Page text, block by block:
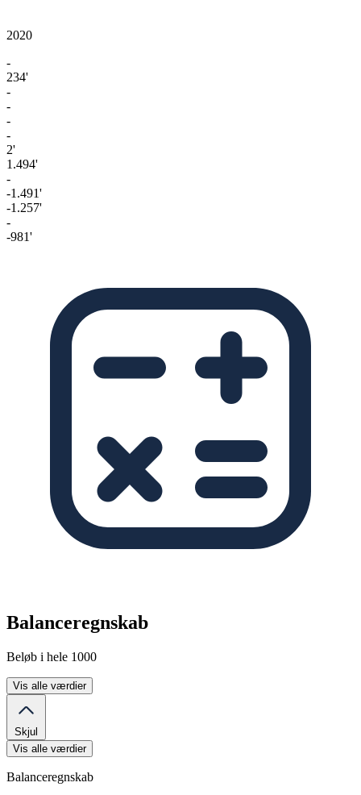
2020
-
234'
-
-
-
-
2'
1.494'
-
-1.491'
-1.257'
-
-981'
Balanceregnskab
Beløb i hele 1000
Vis alle værdier
Skjul
Vis alle værdier
Balanceregnskab